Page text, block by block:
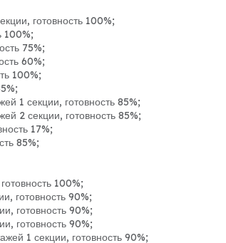
готовность 100%;
100%;
75%;
60%;
100%;
1 секции, готовность 85%;
2 секции, готовность 85%;
17%;
85%;
100%;
готовность 90%;
готовность 90%;
готовность 90%;
1 секции, готовность 90%;